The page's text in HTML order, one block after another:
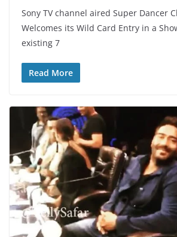
Sony TV channel aired Super Dancer
Welcomes its Wild Card Entry in a
existing 7
Read More